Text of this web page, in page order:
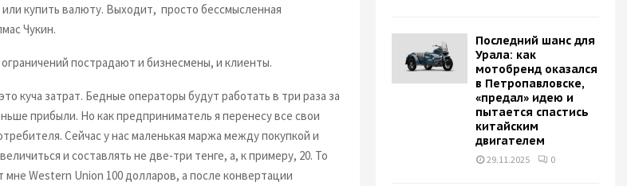
купить валюту. Выходит, просто бессмысленная
Чукин.
пострадают и бизнесмены, и клиенты.
куча затрат. Бедные операторы будут работать в три раза за
прибыли. Но как предприниматель я перенесу все свои
Сейчас у нас маленькая маржа между покупкой и
и составлять не две-три тенге, а, к примеру, 20. То
Western Union 100 долларов, а после конвертации
Последний шанс для
Урала: как
мотобренд оказался
в Петропавловске,
«предал» идею и
пытается спастись
китайским
двигателем
29.11.2025 0